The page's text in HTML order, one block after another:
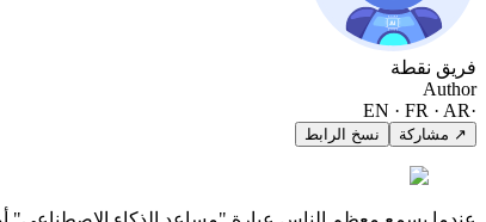
فريق نقطة
Author
·
EN · FR · AR
↗ مشاركة نسخ الرابط